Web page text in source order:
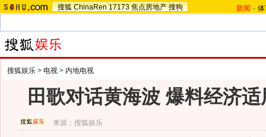
搜狐 ChinaRen 17173 焦点房地产 搜狗 新闻 -
搜狐娱乐 > 电视 > 内地电视
田歌对话黄海波 爆料经济
来源：搜狐娱乐